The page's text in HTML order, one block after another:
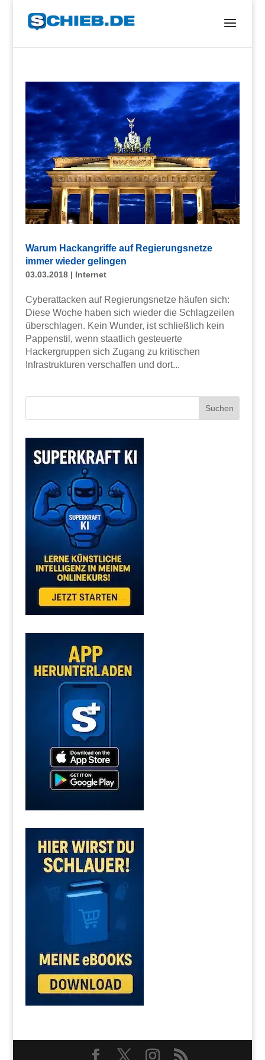
Warum Hackangriffe auf Regierungsnetze
immer wieder gelingen
03.03.2018| Internet
Cyberattacken auf Regierungsnetze häufen sich:
Diese Woche haben sich wieder die Schlagzeilen
überschlagen. Kein Wunder, ist schließlich kein
Pappenstil, wenn staatlich gesteuerte
Hackergruppen sich Zugang zu kritischen
Infrastrukturen verschaffen und dort...